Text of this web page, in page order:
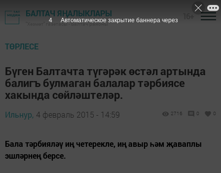
БАЛТАЧ ЯҢАЛЫКЛАРЫ
"Хезмәт" газетасы - Балтач районы
ТӨРЛЕСЕ
Бүген Балтачта түгәрәк өстәл артында
балигъ булмаган балалар тәрбиясе
хакында сөйләштеләр.
Ильнур, 4 февраль 2015 - 14:59 2716 0 0
Бала тәрбияләү иң четерекле, иң авыр һәм җаваплы
эшләрнең берсе.
3 Автоматическое закрытие баннера через